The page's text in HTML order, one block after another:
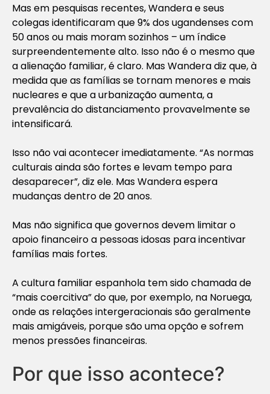
Mas em pesquisas recentes, Wandera e seus
colegas identificaram que 9% dos ugandenses com
50 anos ou mais moram sozinhos – um índice
surpreendentemente alto. Isso não é o mesmo que
a alienação familiar, é claro. Mas Wandera diz que, à
medida que as famílias se tornam menores e mais
nucleares e que a urbanização aumenta, a
prevalência do distanciamento provavelmente se
intensificará.
Isso não vai acontecer imediatamente. “As normas
culturais ainda são fortes e levam tempo para
desaparecer”, diz ele. Mas Wandera espera
mudanças dentro de 20 anos.
Mas não significa que governos devem limitar o
apoio financeiro a pessoas idosas para incentivar
famílias mais fortes.
A cultura familiar espanhola tem sido chamada de
“mais coercitiva” do que, por exemplo, na Noruega,
onde as relações intergeracionais são geralmente
mais amigáveis, porque são uma opção e sofrem
menos pressões financeiras.
Por que isso acontece?